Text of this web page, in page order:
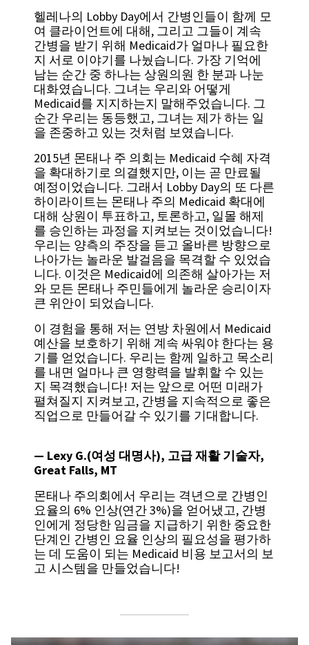
헬레나의 Lobby Day에서 간병인들이 함께 모
여 클라이언트에 대해, 그리고 그들이 계속
간병을 받기 위해 Medicaid가 얼마나 필요한
지 서로 이야기를 나눴습니다. 가장 기억에
남는 순간 중 하나는 상원의원 한 분과 나눈
대화였습니다. 그녀는 우리와 어떻게
Medicaid를 지지하는지 말해주었습니다. 그
순간 우리는 동등했고, 그녀는 제가 하는 일
을 존중하고 있는 것처럼 보였습니다.
2015년 몬태나 주 의회는 Medicaid 수혜 자격
을 확대하기로 의결했지만, 이는 곧 만료될
예정이었습니다. 그래서 Lobby Day의 또 다른
하이라이트는 몬태나 주의 Medicaid 확대에
대해 상원이 투표하고, 토론하고, 일몰 해제
를 승인하는 과정을 지켜보는 것이었습니다!
우리는 양측의 주장을 듣고 올바른 방향으로
나아가는 놀라운 발걸음을 목격할 수 있었습
니다. 이것은 Medicaid에 의존해 살아가는 저
와 모든 몬태나 주민들에게 놀라운 승리이자
큰 위안이 되었습니다.
이 경험을 통해 저는 연방 차원에서 Medicaid
예산을 보호하기 위해 계속 싸워야 한다는 용
기를 얻었습니다. 우리는 함께 일하고 목소리
를 내면 얼마나 큰 영향력을 발휘할 수 있는
지 목격했습니다! 저는 앞으로 어떤 미래가
펼쳐질지 지켜보고, 간병을 지속적으로 좋은
직업으로 만들어갈 수 있기를 기대합니다.
— Lexy G.(여성 대명사), 고급 재활 기술자,
Great Falls, MT
몬태나 주의회에서 우리는 격년으로 간병인
요율의 6% 인상(연간 3%)을 얻어냈고, 간병
인에게 정당한 임금을 지급하기 위한 중요한
단계인 간병인 요율 인상의 필요성을 평가하
는 데 도움이 되는 Medicaid 비용 보고서의 보
고 시스템을 만들었습니다!